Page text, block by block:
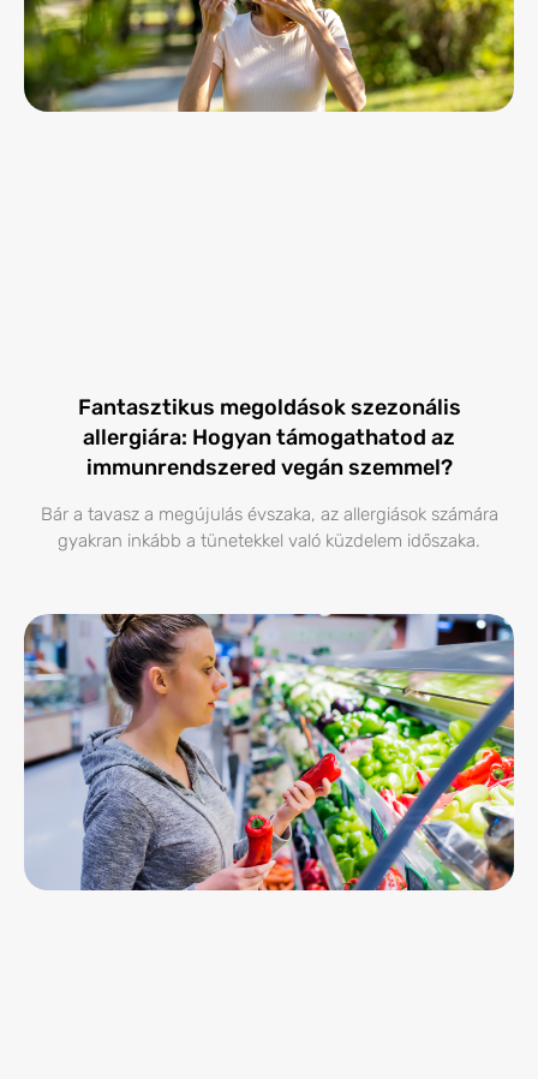
Fantasztikus megoldások szezonális
allergiára: Hogyan támogathatod az
immunrendszered vegán szemmel?
Bár a tavasz a megújulás évszaka, az allergiások számára
gyakran inkább a tünetekkel való küzdelem időszaka.